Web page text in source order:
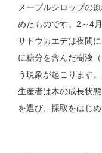
メープルシロップの
めたものです。2～4
サトウカエデは夜間
に糖分を含んだ樹液
う現象が起こります
生産者は木の成長状
を選び、採取をはじめ